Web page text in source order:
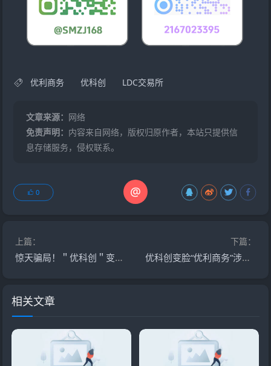
优利商务 优科创 LDC交易所
文章来源： 网络
免责声明： 内容来自网络，版权归原作者，本站只提供信
息存储服务，侵权联系。
@
0
上篇：
惊天骗局！＂优科创＂变身＂优利商务＂，虚拟币资金盘再设收割陷阱
下篇：
优科创变脸“优利商务”涉诈资金盘，换汤不换药，丛林法则下请投资人掂量后果
相关文章